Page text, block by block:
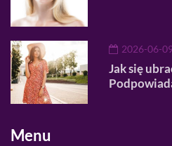
2026-06-
Jak się
Menu